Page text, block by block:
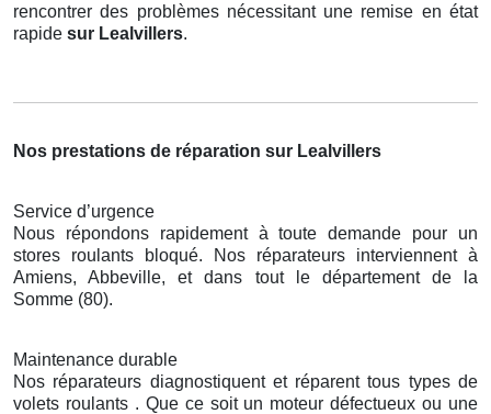
rencontrer des problèmes nécessitant une remise en état
rapide sur Lealvillers.
Nos prestations de réparation sur Lealvillers
Service d’urgence
Nous répondons rapidement à toute demande pour un
stores roulants bloqué. Nos réparateurs interviennent à
Amiens, Abbeville, et dans tout le département de la
Somme (80).
Maintenance durable
Nos réparateurs diagnostiquent et réparent tous types de
volets roulants . Que ce soit un moteur défectueux ou une